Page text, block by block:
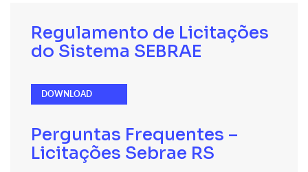
Regulamento de Licitações
do Sistema SEBRAE
DOWNLOAD
Perguntas Frequentes –
Licitações Sebrae RS